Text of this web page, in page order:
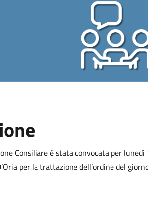
Consiliare è stata convocata per
per la trattazione dell’ordine del